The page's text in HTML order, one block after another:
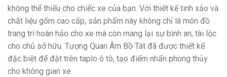
không thể thiếu cho chiếc xe của bạn. Với thiết kế tinh xảo và
chất liệu gốm cao cấp, sản phẩm này không chỉ là món đồ
trang trí hoàn hảo cho xe mà còn mang lại sự bình an, tài lộc
cho chủ sở hữu. Tượng Quan Âm Bồ Tát đã được thiết kế
đặc biệt để đặt trên taplo ô tô, tạo điểm nhấn phong thủy
cho không gian xe.